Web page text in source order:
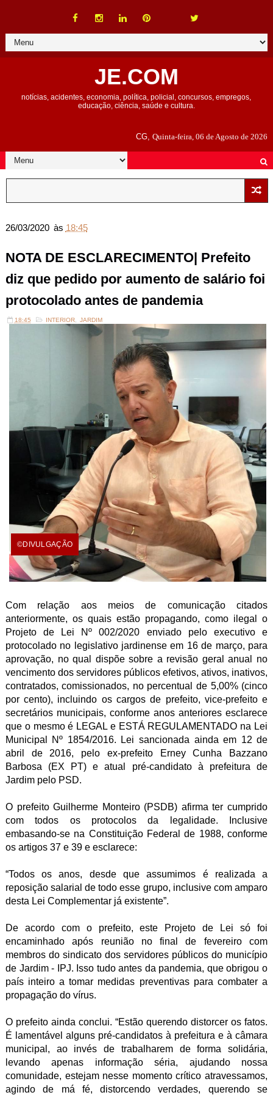
JE.COM
notícias, acidentes, economia, política, policial, concursos, empregos,
educação, ciência, saúde e cultura.
CG,Quinta-feira, 06 de Agosto de 2026
26/03/2020 às 18:45
NOTA DE ESCLARECIMENTO| Prefeito
diz que pedido por aumento de salário foi
protocolado antes de pandemia
18:45 INTERIOR, JARDIM
©DIVULGAÇÃO
Com relação aos meios de comunicação citados
anteriormente, os quais estão propagando, como ilegal o
Projeto de Lei Nº 002/2020 enviado pelo executivo e
protocolado no legislativo jardinense em 16 de março, para
aprovação, no qual dispõe sobre a revisão geral anual no
vencimento dos servidores públicos efetivos, ativos, inativos,
contratados, comissionados, no percentual de 5,00% (cinco
por cento), incluindo os cargos de prefeito, vice-prefeito e
secretários municipais, conforme anos anteriores esclarece
que o mesmo é LEGAL e ESTÁ REGULAMENTADO na Lei
Municipal Nº 1854/2016. Lei sancionada ainda em 12 de
abril de 2016, pelo ex-prefeito Erney Cunha Bazzano
Barbosa (EX PT) e atual pré-candidato à prefeitura de
Jardim pelo PSD.
O prefeito Guilherme Monteiro (PSDB) afirma ter cumprido
com todos os protocolos da legalidade. Inclusive
embasando-se na Constituição Federal de 1988, conforme
os artigos 37 e 39 e esclarece:
“Todos os anos, desde que assumimos é realizada a
reposição salarial de todo esse grupo, inclusive com amparo
desta Lei Complementar já existente”.
De acordo com o prefeito, este Projeto de Lei só foi
encaminhado após reunião no final de fevereiro com
membros do sindicato dos servidores públicos do município
de Jardim - IPJ. Isso tudo antes da pandemia, que obrigou o
país inteiro a tomar medidas preventivas para combater a
propagação do vírus.
O prefeito ainda conclui. “Estão querendo distorcer os fatos.
É lamentável alguns pré-candidatos à prefeitura e à câmara
municipal, ao invés de trabalharem de forma solidária,
levando apenas informação séria, ajudando nossa
comunidade, estejam nesse momento crítico atravessamos,
agindo de má fé, distorcendo verdades, querendo se